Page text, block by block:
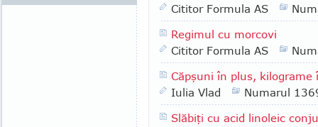
Cititor Formula AS
Regimul cu morcovi
Cititor Formula AS
Căpşuni în plus, kilograme
Iulia Vlad
Numarul
Slăbiţi cu acid linoleic